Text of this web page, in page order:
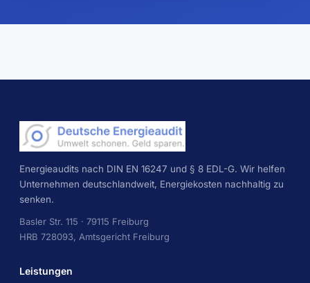
Energieaudits nach DIN EN 16247 und § 8 EDL-G. Wir helfen
Unternehmen deutschlandweit, Energiekosten nachhaltig zu
senken.
Basler Str. 115 · 79115 Freiburg
HRB 728093, Amtsgericht Freiburg
Leistungen